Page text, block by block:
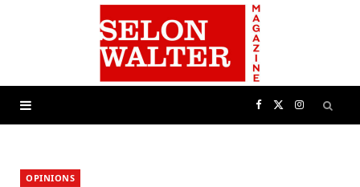
F I
OPINIONS